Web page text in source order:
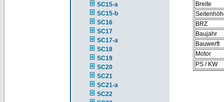
SC15-a
SC15-b
SC16
SC17
SC17-a
SC18
SC19
SC20
SC21
SC21-a
SC22
Breite
BRZ
Baujahr
Bauwerft
Motor
PS / KW